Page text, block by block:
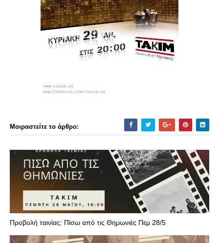
Μοιραστείτε το άρθρο:
Προβολή ταινίας: Πίσω από τις Θημωνιές Πεμ 28/5